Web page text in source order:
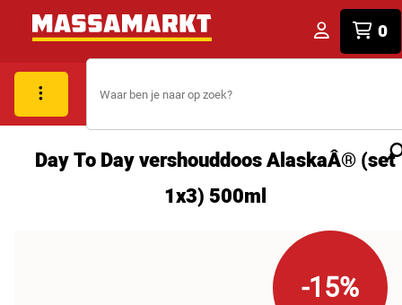
0
Day To Day vershouddoos AlaskaÂ® (set
1x3) 500ml
-15%